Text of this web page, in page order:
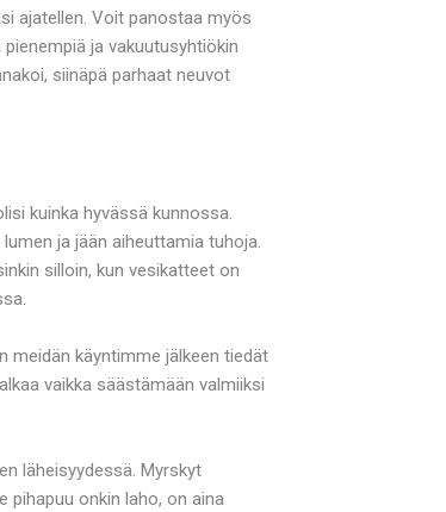
ajatellen. Voit panostaa myös
ja vakuutusyhtiökin
siinäpä parhaat neuvot
kuinka hyvässä kunnossa.
ja jään aiheuttamia tuhoja.
silloin, kun vesikatteet on
meidän käyntimme jälkeen tiedät
vaikka säästämään valmiiksi
läheisyydessä. Myrskyt
pihapuu onkin laho, on aina